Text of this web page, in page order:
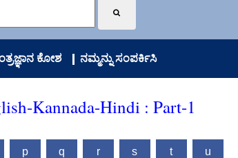
ಕೋಶ ನಮ್ಮನ್ನು ಸಂಪರ್ಕಿಸಿ
Kannada-Hindi : Part-1
p q r s t u